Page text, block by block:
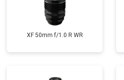
XF 50mm f/1.0 R WR